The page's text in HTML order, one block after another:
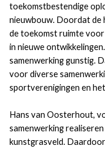
toekomstbestendige
nieuwbouw. Doordat de
de toekomst ruimte
in nieuwe
samenwerking gunstig.
voor diverse
sportverenigingen en
Hans van Oosterhout,
samenwerking
kunstgrasveld.